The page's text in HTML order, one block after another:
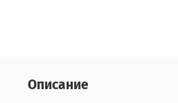
Описание